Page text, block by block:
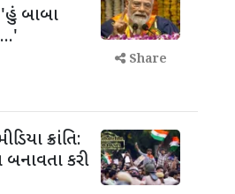
'હું બાબા
Share
ક્રાંતિ:
કરી